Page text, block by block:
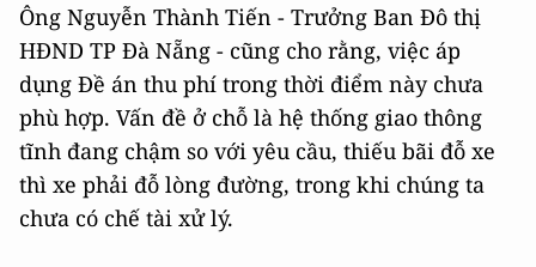
Ông Nguyễn Thành Tiến - Trưởng Ban Đô thị
HĐND TP Đà Nẵng - cũng cho rằng, việc áp
dụng Đề án thu phí trong thời điểm này chưa
phù hợp. Vấn đề ở chỗ là hệ thống giao thông
tĩnh đang chậm so với yêu cầu, thiếu bãi đỗ xe
thì xe phải đỗ lòng đường, trong khi chúng ta
chưa có chế tài xử lý.